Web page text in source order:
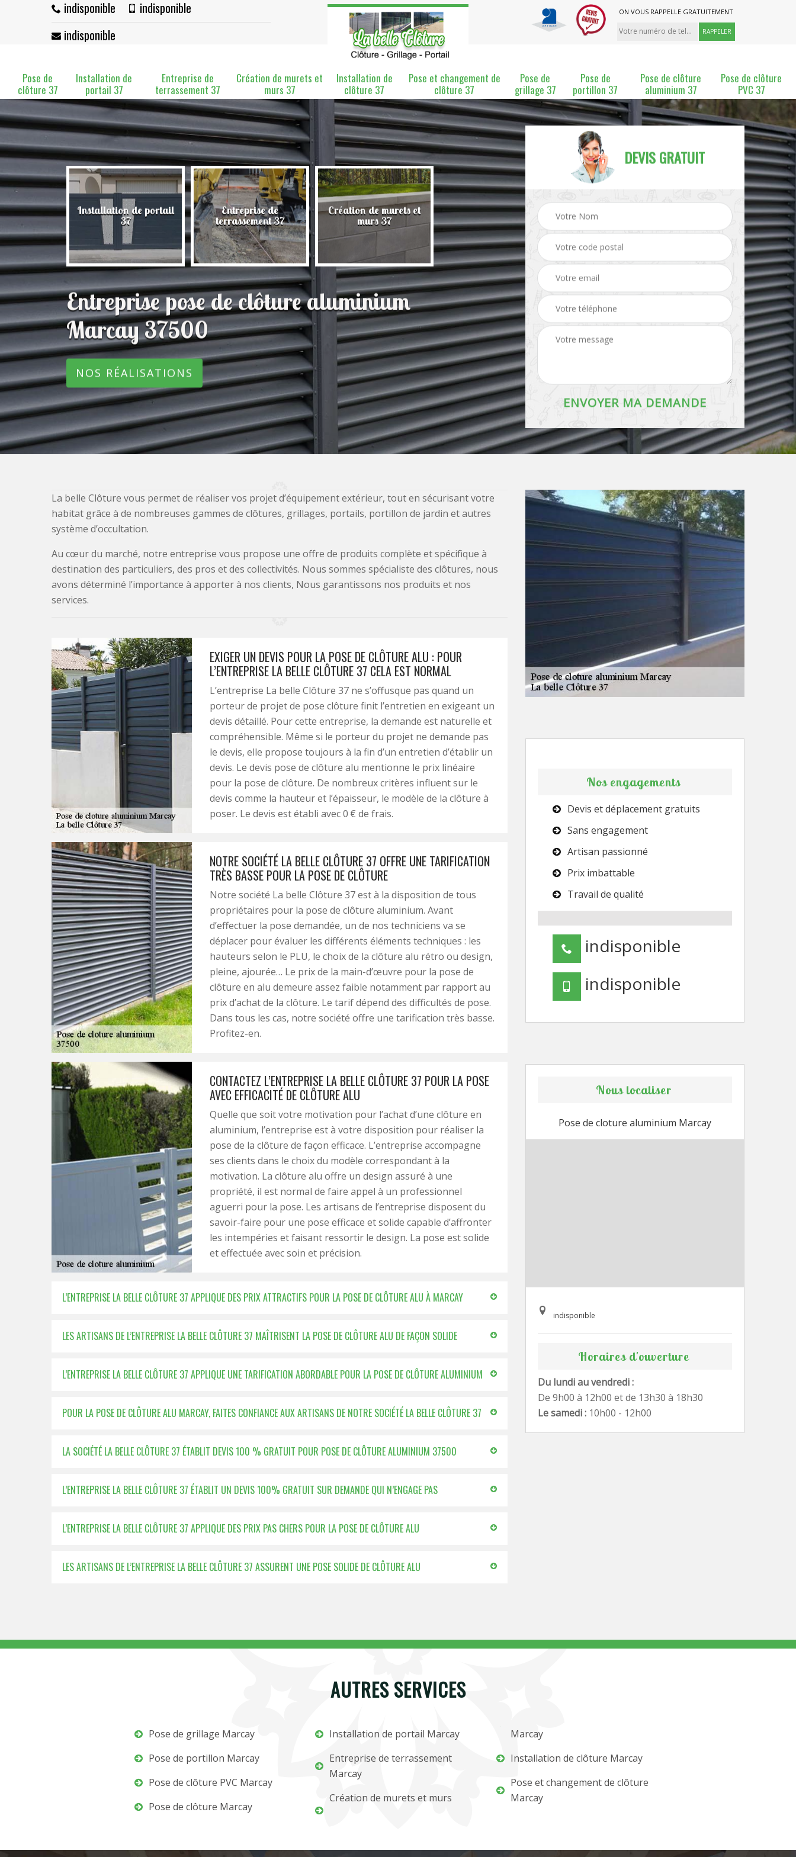
indisponible
indisponible
indisponible
ON VOUS RAPPELLE GRATUITEMENT
Pose de
clôture 37
Installation de
portail 37
Entreprise de
terrassement 37
Création de murets et
murs 37
Installation de
clôture 37
Pose et changement de
clôture 37
Pose de
grillage 37
Pose de
portillon 37
Pose de clôture
aluminium 37
Pose de clôture
PVC 37
37 Installation de portail
37
Entreprise de
terrassement 37
Création de murets et
murs 37
Installation de clôture
37
Pose et changement de Pose de grillage 37
Entreprise pose de clôture aluminium
Marcay 37500
NOS RÉALISATIONS
DEVIS GRATUIT
La belle Clôture vous permet de réaliser vos projet d’équipement extérieur, tout en sécurisant votre
habitat grâce à de nombreuses gammes de clôtures, grillages, portails, portillon de jardin et autres
système d’occultation.
Au cœur du marché, notre entreprise vous propose une offre de produits complète et spécifique à
destination des particuliers, des pros et des collectivités. Nous sommes spécialiste des clôtures, nous
avons déterminé l’importance à apporter à nos clients, Nous garantissons nos produits et nos
services.
EXIGER UN DEVIS POUR LA POSE DE CLÔTURE ALU : POUR
L’ENTREPRISE LA BELLE CLÔTURE 37 CELA EST NORMAL
L’entreprise La belle Clôture 37 ne s’offusque pas quand un
porteur de projet de pose clôture finit l’entretien en exigeant un
devis détaillé. Pour cette entreprise, la demande est naturelle et
compréhensible. Même si le porteur du projet ne demande pas
le devis, elle propose toujours à la fin d’un entretien d’établir un
devis. Le devis pose de clôture alu mentionne le prix linéaire
pour la pose de clôture. De nombreux critères influent sur le
devis comme la hauteur et l’épaisseur, le modèle de la clôture à
poser. Le devis est établi avec 0 € de frais.
NOTRE SOCIÉTÉ LA BELLE CLÔTURE 37 OFFRE UNE TARIFICATION
TRÈS BASSE POUR LA POSE DE CLÔTURE
Notre société La belle Clôture 37 est à la disposition de tous
propriétaires pour la pose de clôture aluminium. Avant
d’effectuer la pose demandée, un de nos techniciens va se
déplacer pour évaluer les différents éléments techniques : les
hauteurs selon le PLU, le choix de la clôture alu rétro ou design,
pleine, ajourée… Le prix de la main-d’œuvre pour la pose de
clôture en alu demeure assez faible notamment par rapport au
prix d’achat de la clôture. Le tarif dépend des difficultés de pose.
Dans tous les cas, notre société offre une tarification très basse.
Profitez-en.
CONTACTEZ L’ENTREPRISE LA BELLE CLÔTURE 37 POUR LA POSE
AVEC EFFICACITÉ DE CLÔTURE ALU
Quelle que soit votre motivation pour l’achat d’une clôture en
aluminium, l’entreprise est à votre disposition pour réaliser la
pose de la clôture de façon efficace. L’entreprise accompagne
ses clients dans le choix du modèle correspondant à la
motivation. La clôture alu offre un design assuré à une
propriété, il est normal de faire appel à un professionnel
aguerri pour la pose. Les artisans de l’entreprise disposent du
savoir-faire pour une pose efficace et solide capable d’affronter
les intempéries et faisant ressortir le design. La pose est solide
et effectuée avec soin et précision.
L’ENTREPRISE LA BELLE CLÔTURE 37 APPLIQUE DES PRIX ATTRACTIFS POUR LA POSE DE CLÔTURE ALU À MARCAY
LES ARTISANS DE L’ENTREPRISE LA BELLE CLÔTURE 37 MAÎTRISENT LA POSE DE CLÔTURE ALU DE FAÇON SOLIDE
L’ENTREPRISE LA BELLE CLÔTURE 37 APPLIQUE UNE TARIFICATION ABORDABLE POUR LA POSE DE CLÔTURE ALUMINIUM
POUR LA POSE DE CLÔTURE ALU MARCAY, FAITES CONFIANCE AUX ARTISANS DE NOTRE SOCIÉTÉ LA BELLE CLÔTURE 37
LA SOCIÉTÉ LA BELLE CLÔTURE 37 ÉTABLIT DEVIS 100 % GRATUIT POUR POSE DE CLÔTURE ALUMINIUM 37500
L’ENTREPRISE LA BELLE CLÔTURE 37 ÉTABLIT UN DEVIS 100% GRATUIT SUR DEMANDE QUI N’ENGAGE PAS
L’ENTREPRISE LA BELLE CLÔTURE 37 APPLIQUE DES PRIX PAS CHERS POUR LA POSE DE CLÔTURE ALU
LES ARTISANS DE L’ENTREPRISE LA BELLE CLÔTURE 37 ASSURENT UNE POSE SOLIDE DE CLÔTURE ALU
Nos engagements
Devis et déplacement gratuits
Sans engagement
Artisan passionné
Prix imbattable
Travail de qualité
indisponible
indisponible
Nous localiser
Pose de cloture aluminium Marcay
indisponible
Horaires d'ouverture
Du lundi au vendredi :
De 9h00 à 12h00 et de 13h30 à 18h30
Le samedi : 10h00 - 12h00
AUTRES SERVICES
Pose de grillage Marcay
Pose de portillon Marcay
Pose de clôture PVC Marcay
Pose de clôture Marcay
Installation de portail Marcay
Entreprise de terrassement
Marcay
Création de murets et murs
Marcay
Installation de clôture Marcay
Pose et changement de clôture
Marcay